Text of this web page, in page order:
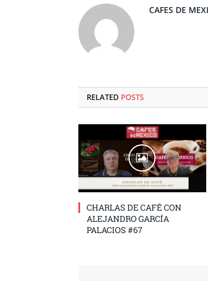
CAFES DE
RELATED POSTS
CHARLAS DE CAFÉ CON
ALEJANDRO GARCÍA
PALACIOS #67